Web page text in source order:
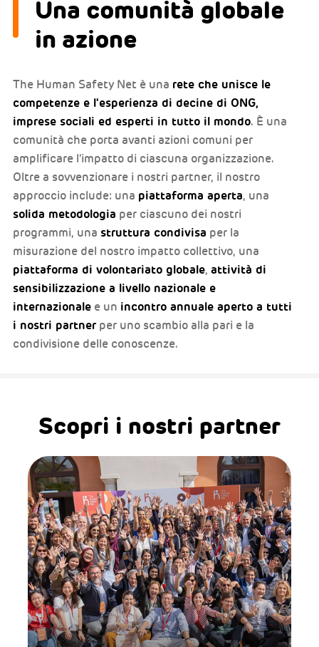
Una comunità globale
in azione
The Human Safety Net è una rete che unisce le
competenze e l'esperienza di decine di ONG,
imprese sociali ed esperti in tutto il mondo. È una
comunità che porta avanti azioni comuni per
amplificare l'impatto di ciascuna organizzazione.
Oltre a sovvenzionare i nostri partner, il nostro
approccio include: una piattaforma aperta, una
solida metodologia per ciascuno dei nostri
programmi, una struttura condivisa per la
misurazione del nostro impatto collettivo, una
piattaforma di volontariato globale, attività di
sensibilizzazione a livello nazionale e
internazionale e un incontro annuale aperto a tutti
i nostri partnerper uno scambio alla pari e la
condivisione delle conoscenze.
Scopri i nostri partner